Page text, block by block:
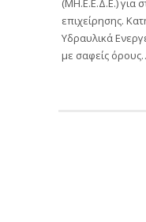
επιχείρησης.
Υδραυλικά
με σαφείς